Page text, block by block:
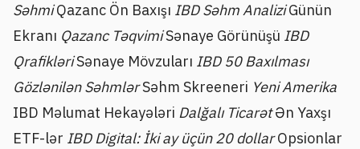
SəhmiQazanc Ön Baxışı IBD Səhm AnaliziGünün
Ekranı Qazanc TəqvimiSənaye Görünüşü IBD
QrafikləriSənaye Mövzuları IBD 50 Baxılması
Gözlənilən SəhmlərSəhm Skreeneri Yeni Amerika
IBD Məlumat Hekayələri Dalğalı TicarətƏn Yaxşı
ETF-lər IBD Digital: İki ay üçün 20 dollarOpsionlar